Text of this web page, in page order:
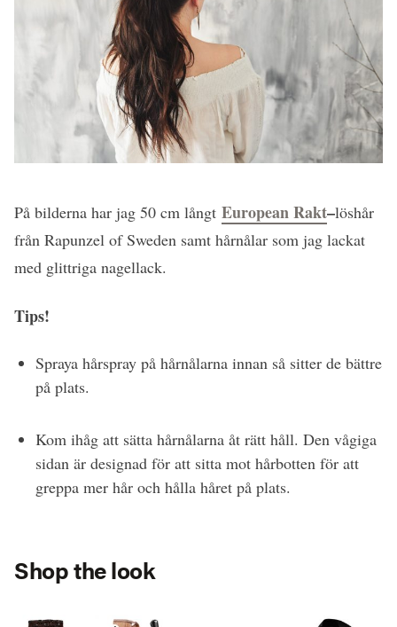
På bilderna har jag 50 cm långt European Rakt–löshår
från Rapunzel of Sweden samt hårnålar som jag lackat
med glittriga nagellack.
Tips!
Spraya hårspray på hårnålarna innan så sitter de bättre
på plats.
Kom ihåg att sätta hårnålarna åt rätt håll. Den vågiga
sidan är designad för att sitta mot hårbotten för att
greppa mer hår och hålla håret på plats.
Shop the look